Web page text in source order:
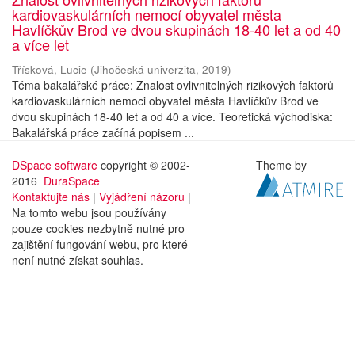
kardiovaskulárních nemocí obyvatel města
Havlíčkův Brod ve dvou skupinách 18-40 let a od 40
a více let
Třísková, Lucie (Jihočeská univerzita, 2019)
Téma bakalářské práce: Znalost ovlivnitelných rizikových faktorů
kardiovaskulárních nemoci obyvatel města Havlíčkův Brod ve
dvou skupinách 18-40 let a od 40 a více. Teoretická východiska:
Bakalářská práce začíná popisem ...
DSpace software copyright © 2002-
2016 DuraSpace
Kontaktujte nás | Vyjádření názoru |
Na tomto webu jsou používány
pouze cookies nezbytně nutné pro
zajištění fungování webu, pro které
není nutné získat souhlas.
Theme by